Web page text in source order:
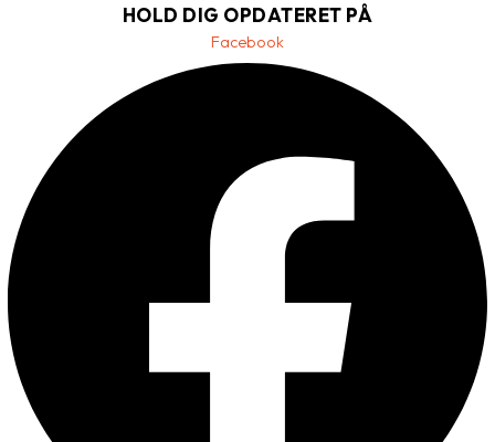
HOLD DIG OPDATERET PÅ
Facebook